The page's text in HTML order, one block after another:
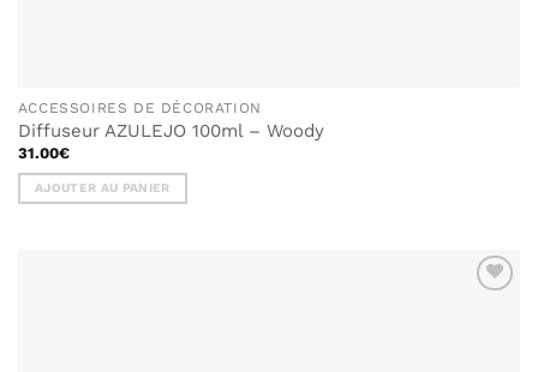
ACCESSOIRES DE DÉCORATION
Diffuseur AZULEJO 100ml – Woody
31.00€
AJOUTER AU PANIER